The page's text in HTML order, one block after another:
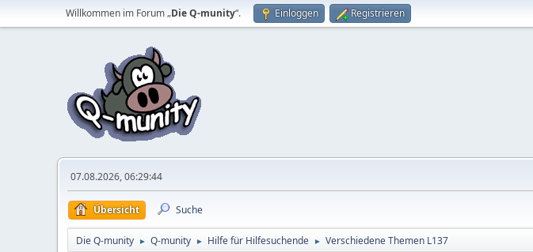
Willkommen im Forum „Die Q-munity“. Einloggen Registrieren
07.08.2026, 06:29:44
Übersicht Suche
Die Q-munity ► Q-munity ► Hilfe für Hilfesuchende ► Verschiedene Themen L137